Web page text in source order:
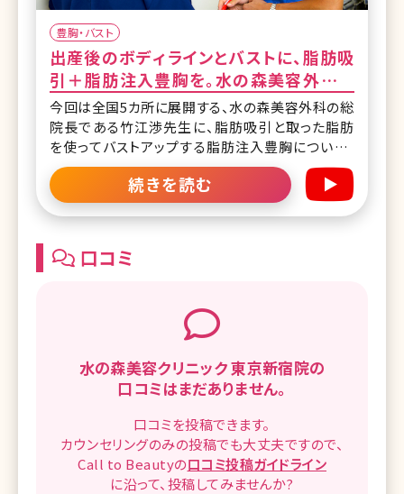
豊胸・バスト
出産後のボディラインとバストに、脂肪吸
引＋脂肪注入豊胸を。水の森美容外科総
院長が徹底解説
今回は全国5カ所に展開する、水の森美容外科の総
院長である竹江渉先生に、脂肪吸引と取った脂肪
を使ってバストアップする脂肪注入豊胸について、
詳しく解説して頂きました。 通常の脂肪吸引のメリ
ット、デメリットはもちろん、産後の女性の多くが直
面するボディラインの悩み、授乳後のバストの萎縮
などのお悩みについてもその解決法を丁寧且つ明
確にお答えいただきました。 目次 ・水の森美容外科
の脂肪吸引
続きを読む
口コミ
水の森美容クリニック 東京新宿院の
口コミはまだありません。
口コミを投稿できます。
カウンセリングのみの投稿でも大丈夫ですので、
Call to Beautyの口コミ投稿ガイドライン
に沿って、 投稿してみませんか?